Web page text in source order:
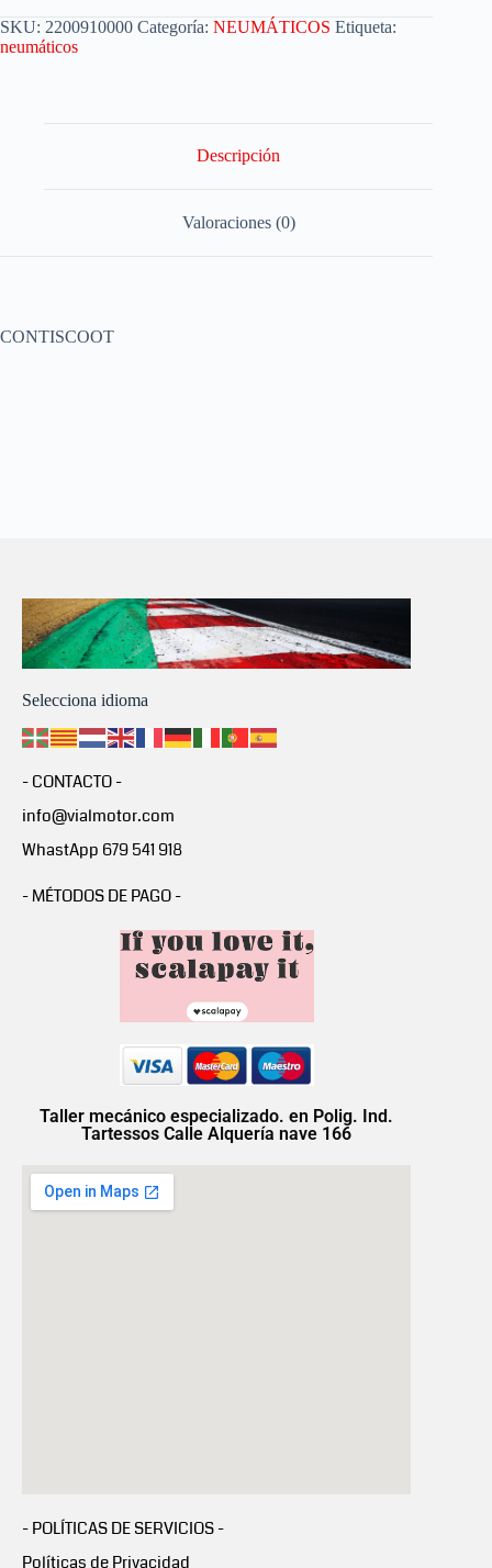
SKU: 2200910000 Categoría: NEUMÁTICOS Etiqueta:
neumáticos
Descripción
Valoraciones (0)
CONTISCOOT
Selecciona idioma
- CONTACTO -
info@vialmotor.com
WhastApp 679 541 918
- MÉTODOS DE PAGO -
Taller mecánico especializado. en Polig. Ind.
Tartessos Calle Alquería nave 166
- POLÍTICAS DE SERVICIOS -
Políticas de Privacidad